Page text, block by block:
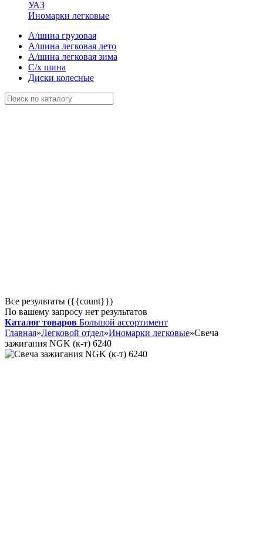
УАЗ
Иномарки легковые
А/шина грузовая
А/шина легковая лето
А/шина легковая зима
С/х шина
Диски колесные
Все результаты ({{count}})
По вашему запросу нет результатов
Каталог товаров Большой ассортимент
Главная»Легковой отдел»Иномарки легковые»Свеча
зажигания NGK (к-т) 6240